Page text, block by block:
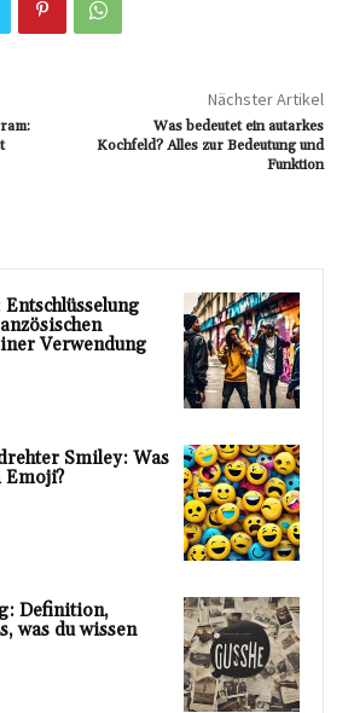
Nächster Artikel
Was bedeutet ein autarkes
Kochfeld? Alles zur Bedeutung und
Funktion
Verwendung
Smiley: Was
Emoji?
Definition,
was du wissen